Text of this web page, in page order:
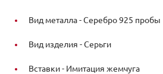
Вид металла -Серебро 925 пробы
Вид изделия -Серьги
Вставки - Имитация жемчуга